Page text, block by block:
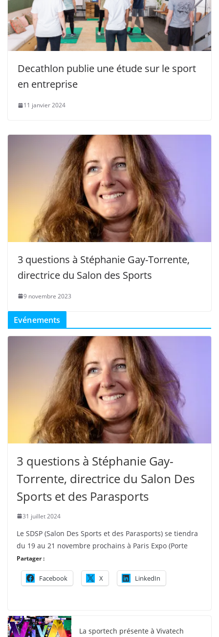
Decathlon publie une étude sur le sport
en entreprise
11 janvier 2024
3 questions à Stéphanie Gay-Torrente,
directrice du Salon des Sports
9 novembre 2023
Evénements
3 questions à Stéphanie Gay-
Torrente, directrice du Salon Des
Sports et des Parasports
31 juillet 2024
Le SDSP (Salon Des Sports et des Parasports) se tiendra
du 19 au 21 novembre prochains à Paris Expo (Porte
Partager :
Facebook X LinkedIn
La sportech présente à Vivatech